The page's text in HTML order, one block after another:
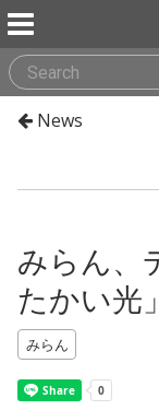
News
みらん、
たかい光
みらん